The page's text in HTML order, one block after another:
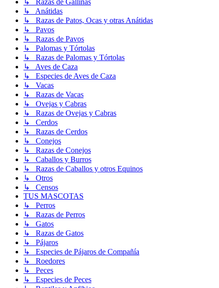
↳ Razas de Gallinas
↳ Anátidas
↳ Razas de Patos, Ocas y otras Anátidas
↳ Pavos
↳ Razas de Pavos
↳ Palomas y Tórtolas
↳ Razas de Palomas y Tórtolas
↳ Aves de Caza
↳ Especies de Aves de Caza
↳ Vacas
↳ Razas de Vacas
↳ Ovejas y Cabras
↳ Razas de Ovejas y Cabras
↳ Cerdos
↳ Razas de Cerdos
↳ Conejos
↳ Razas de Conejos
↳ Caballos y Burros
↳ Razas de Caballos y otros Equinos
↳ Otros
↳ Censos
TUS MASCOTAS
↳ Perros
↳ Razas de Perros
↳ Gatos
↳ Razas de Gatos
↳ Pájaros
↳ Especies de Pájaros de Compañía
↳ Roedores
↳ Peces
↳ Especies de Peces